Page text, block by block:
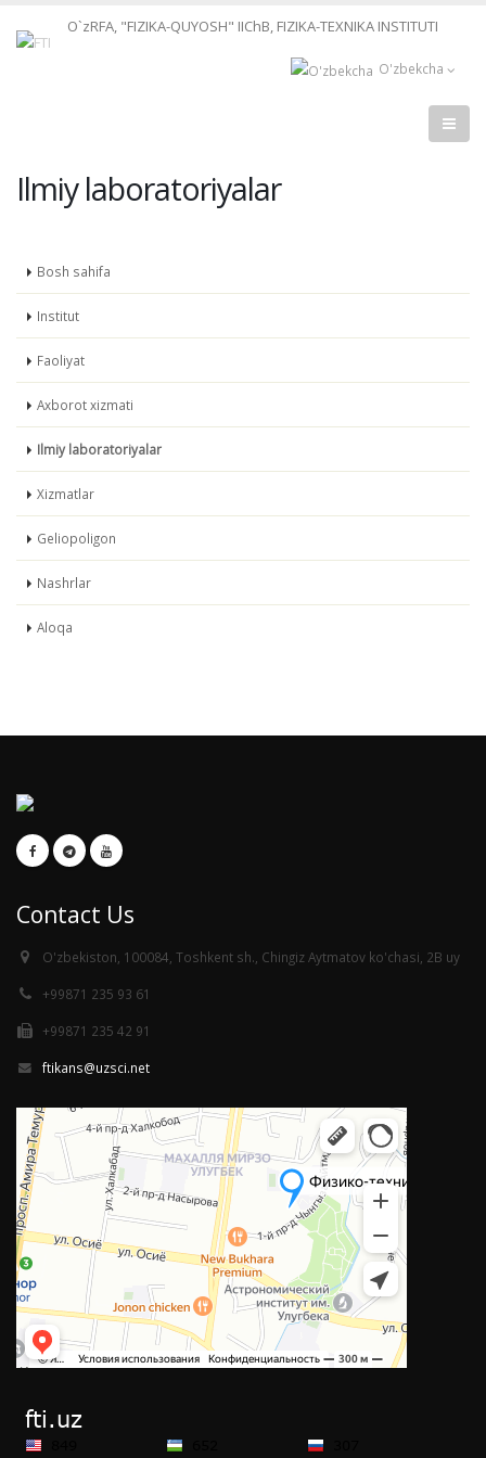
O`zRFA, "FIZIKA-QUYOSH" IIChB, FIZIKA-TEXNIKA INSTITUTI
O'zbekcha
Ilmiy laboratoriyalar
Bosh sahifa
Institut
Faoliyat
Axborot xizmati
Ilmiy laboratoriyalar
Xizmatlar
Geliopoligon
Nashrlar
Aloqa
Contact Us
O'zbekiston, 100084, Toshkent sh., Chingiz Aytmatov ko'chasi, 2B uy
+99871 235 93 61
+99871 235 42 91
ftikans@uzsci.net